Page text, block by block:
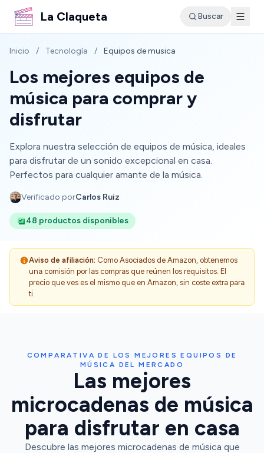
La Claqueta Buscar
Inicio / Tecnología / Equipos de musica
Los mejores equipos de
música para comprar y
disfrutar
Explora nuestra selección de equipos de música, ideales
para disfrutar de un sonido excepcional en casa.
Perfectos para cualquier amante de la música.
Verificado porCarlos Ruiz
48 productos disponibles
Aviso de afiliación: Como Asociados de Amazon, obtenemos
una comisión por las compras que reúnen los requisitos. El
precio que ves es el mismo que en Amazon, sin coste extra para
ti.
COMPARATIVA DE LOS MEJORES EQUIPOS DE
MÚSICA DEL MERCADO
Las mejores
microcadenas de música
para disfrutar en casa
Descubre las mejores microcadenas de música que